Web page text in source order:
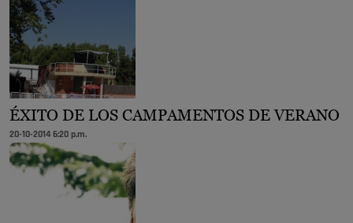
ÉXITO DE LOS CAMPAMENTOS DE VERANO
20-10-2014 6:20 p.m.